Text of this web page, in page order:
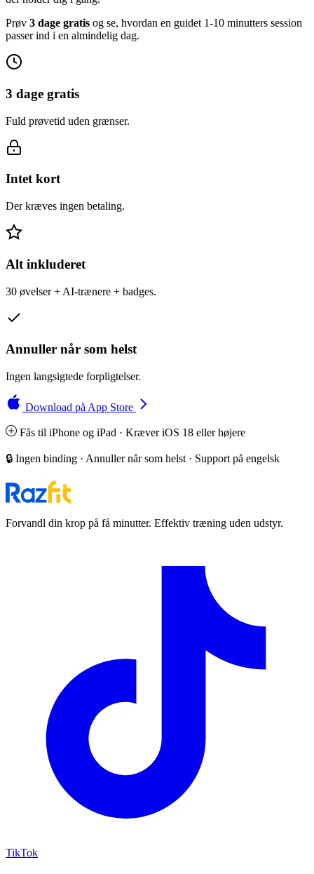
Prøv 3 dage gratis og se, hvordan en guidet 1-10 minutters session
passer ind i en almindelig dag.
3 dage gratis
Fuld prøvetid uden grænser.
Intet kort
Der kræves ingen betaling.
Alt inkluderet
30 øvelser + AI-trænere + badges.
Annuller når som helst
Ingen langsigtede forpligtelser.
Download på App Store
Fås til iPhone og iPad · Kræver iOS 18 eller højere
🔒 Ingen binding · Annuller når som helst · Support på engelsk
Forvandl din krop på få minutter. Effektiv træning uden udstyr.
TikTok